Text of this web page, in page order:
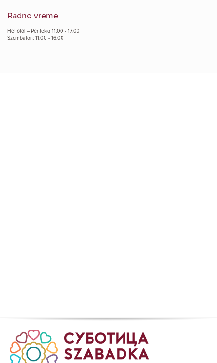
Radno vreme
Hétfőtől – Péntekig 11:00 - 17:00
Szombaton: 11:00 - 16:00